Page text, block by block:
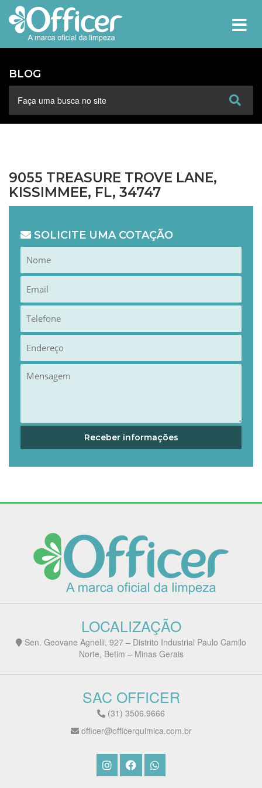
BLOG
9055 TREASURE TROVE LANE,
KISSIMMEE, FL, 34747
SOLICITE UMA COTAÇÃO
LOCALIZAÇÃO
Sen. Geovane Agnelli, 927 – Distrito Industrial Paulo Camilo
Norte, Betim – Minas Gerais
SAC OFFICER
(31) 3506.9666
officer@officerquimica.com.br